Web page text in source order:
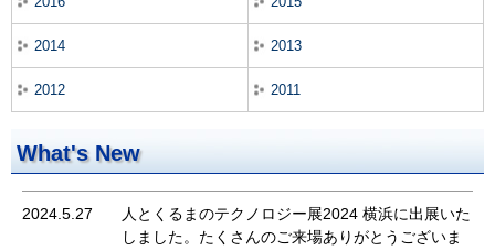
2014 2013
2012 2011
What's New
2024.5.27
人とくるまのテクノロジー展2024 横浜に出展いた
しました。たくさんのご来場ありがとうございま